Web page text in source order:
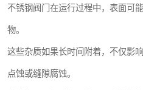
不锈钢阀门在运行过程中，表面可
物。
这些杂质如果长时间附着，不仅影
点蚀或缝隙腐蚀。